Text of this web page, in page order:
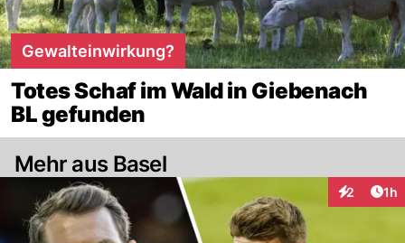
Gewalteinwirkung?
Totes Schaf im Wald in Giebenach
BL gefunden
Mehr aus Basel
2 1h